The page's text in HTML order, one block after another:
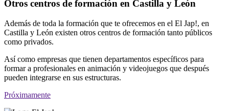
Otros centros de formación en Castilla y León
Además de toda la formación que te ofrecemos en el El Jap!, en
Castilla y León existen otros centros de formación tanto públicos
como privados.
Así como empresas que tienen departamentos específicos para
formar a profesionales en animación y videojuegos que después
pueden integrarse en sus estructuras.
Próximamente